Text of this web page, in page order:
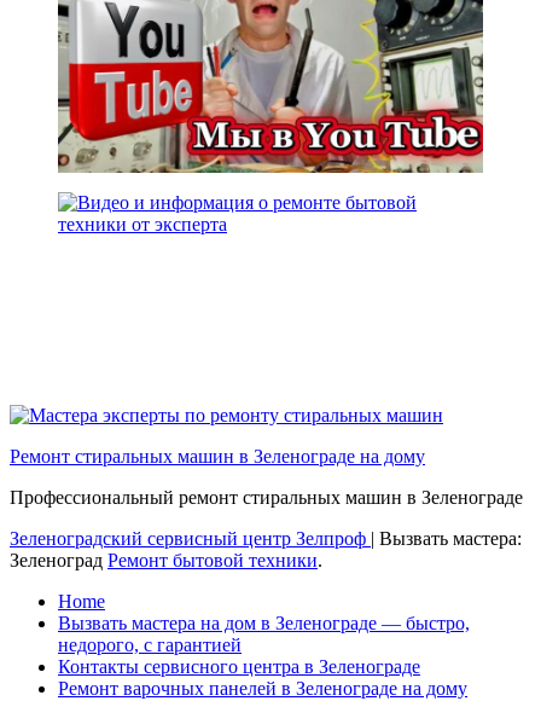
Ремонт стиральных машин в Зеленограде на дому
Профессиональный ремонт стиральных машин в Зеленограде
Зеленоградский сервисный центр Зелпроф | Вызвать мастера:
Зеленоград Ремонт бытовой техники.
Home
Вызвать мастера на дом в Зеленограде — быстро,
недорого, с гарантией
Контакты сервисного центра в Зеленограде
Ремонт варочных панелей в Зеленограде на дому